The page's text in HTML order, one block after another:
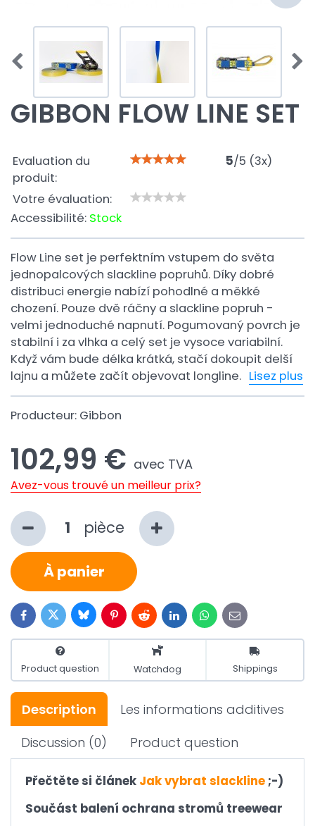
GIBBON FLOW LINE SET
Evaluation du
produit:
5/5 (3x)
Votre évaluation:
Accessibilité: Stock
Flow Line set je perfektním vstupem do světa
jednopalcových slackline popruhů. Díky dobré
distribuci energie nabízí pohodlné a měkké
chození. Pouze dvě ráčny a slackline popruh -
velmi jednoduché napnutí. Pogumovaný povrch je
stabilní i za vlhka a celý set je vysoce variabilní.
Když vám bude délka krátká, stačí dokoupit delší
lajnu a můžete začít objevovat longline. Lisez plus
Producteur: Gibbon
102,99 € avec TVA
Avez-vous trouvé un meilleur prix?
pièce
À panier
FacebookTwitterBlueskyPinterestRedditLinkedInWhatsApp
E-
mail
Product question Watchdog Shippings
Description
Les informations additives
Discussion (0) Product question
Přečtěte si článek Jak vybrat slackline ;-)
Součást balení ochrana stromů treewear